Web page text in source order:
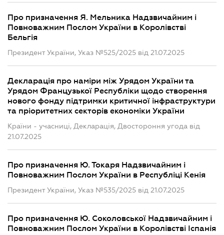
Про призначення Я. Мельника Надзвичайним і
Повноважним Послом України в Королівстві
Бельгія
Президент України, Указ №525/2025 від 21.07.2025
Декларація про наміри між Урядом України та
Урядом Французької Республіки щодо створення
нового фонду підтримки критичної інфраструктури
та пріоритетних секторів економіки України
Країни - учасниці, Декларація, Двостороння угода від
21.07.2025
Про призначення Ю. Токаря Надзвичайним і
Повноважним Послом України в Республіці Кенія
Президент України, Указ №535/2025 від 21.07.2025
Про призначення Ю. Соколовської Надзвичайним і
Повноважним Послом України в Королівстві Іспанія